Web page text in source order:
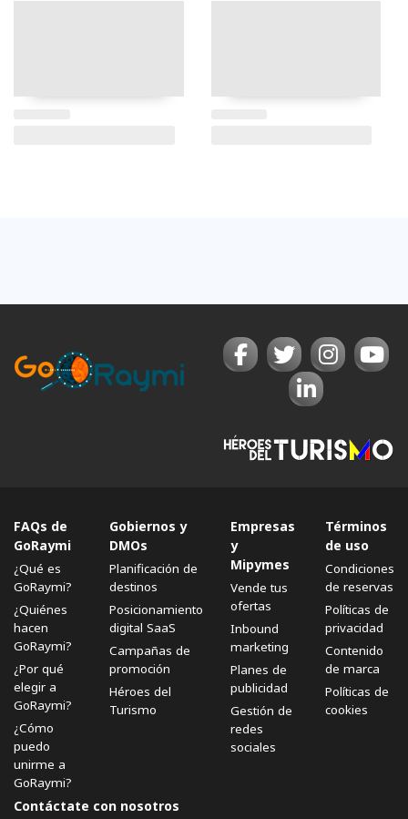
FAQs de
GoRaymi
¿Qué es
GoRaymi?
¿Quiénes
hacen
GoRaymi?
¿Por qué
elegir a
GoRaymi?
¿Cómo
puedo
unirme a
GoRaymi?
Gobiernos y
DMOs
Planificación de
destinos
Posicionamiento
digital SaaS
Campañas de
promoción
Héroes del
Turismo
Empresas
y
Mipymes
Vende tus
ofertas
Inbound
marketing
Planes de
publicidad
Gestión de
redes
sociales
Términos
de uso
Condiciones
de reservas
Políticas de
privacidad
Contenido
de marca
Políticas de
cookies
Contáctate con nosotros